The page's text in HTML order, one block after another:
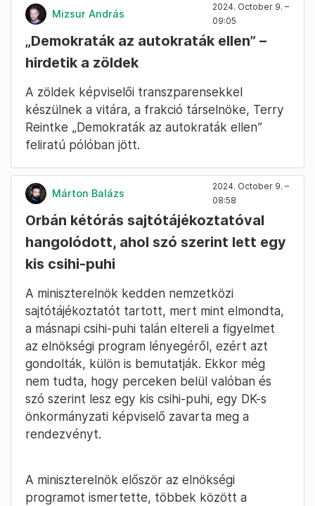
Mizsur András
2024. October 9. –
09:05
„Demokraták az autokraták ellen” –
hirdetik a zöldek
A zöldek képviselői transzparensekkel
készülnek a vitára, a frakció társelnöke, Terry
Reintke „Demokraták az autokraták ellen”
feliratú pólóban jött.
Márton Balázs
2024. October 9. –
08:58
Orbán kétórás sajtótájékoztatóval
hangolódott, ahol szó szerint lett egy
kis csihi-puhi
A miniszterelnök kedden nemzetközi
sajtótájékoztatót tartott, mert mint elmondta,
a másnapi csihi-puhi talán eltereli a figyelmet
az elnökségi program lényegéről, ezért azt
gondolták, külön is bemutatják. Ekkor még
nem tudta, hogy perceken belül valóban és
szó szerint lesz egy kis csihi-puhi, egy DK-s
önkormányzati képviselő zavarta meg a
rendezvényt.
A miniszterelnök először az elnökségi
programot ismertette, többek között a